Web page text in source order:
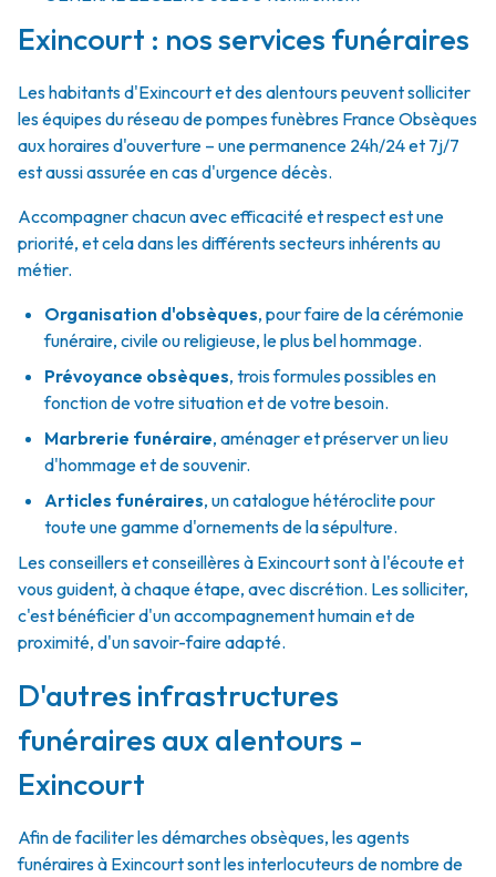
Exincourt : nos services funéraires
Les habitants d'Exincourt et des alentours peuvent solliciter
les équipes du réseau de pompes funèbres France Obsèques
aux horaires d'ouverture – une permanence 24h/24 et 7j/7
est aussi assurée en cas d'urgence décès.
Accompagner chacun avec efficacité et respect est une
priorité, et cela dans les différents secteurs inhérents au
métier.
Organisation d'obsèques, pour faire de la cérémonie
funéraire, civile ou religieuse, le plus bel hommage.
Prévoyance obsèques, trois formules possibles en
fonction de votre situation et de votre besoin.
Marbrerie funéraire, aménager et préserver un lieu
d'hommage et de souvenir.
Articles funéraires, un catalogue hétéroclite pour
toute une gamme d'ornements de la sépulture.
Les conseillers et conseillères à Exincourt sont à l'écoute et
vous guident, à chaque étape, avec discrétion. Les solliciter,
c'est bénéficier d'un accompagnement humain et de
proximité, d'un savoir-faire adapté.
D'autres infrastructures
funéraires aux alentours -
Exincourt
Afin de faciliter les démarches obsèques, les agents
funéraires à Exincourt sont les interlocuteurs de nombre de